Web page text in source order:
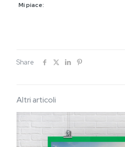
Mi piace:
Share
Altri articoli